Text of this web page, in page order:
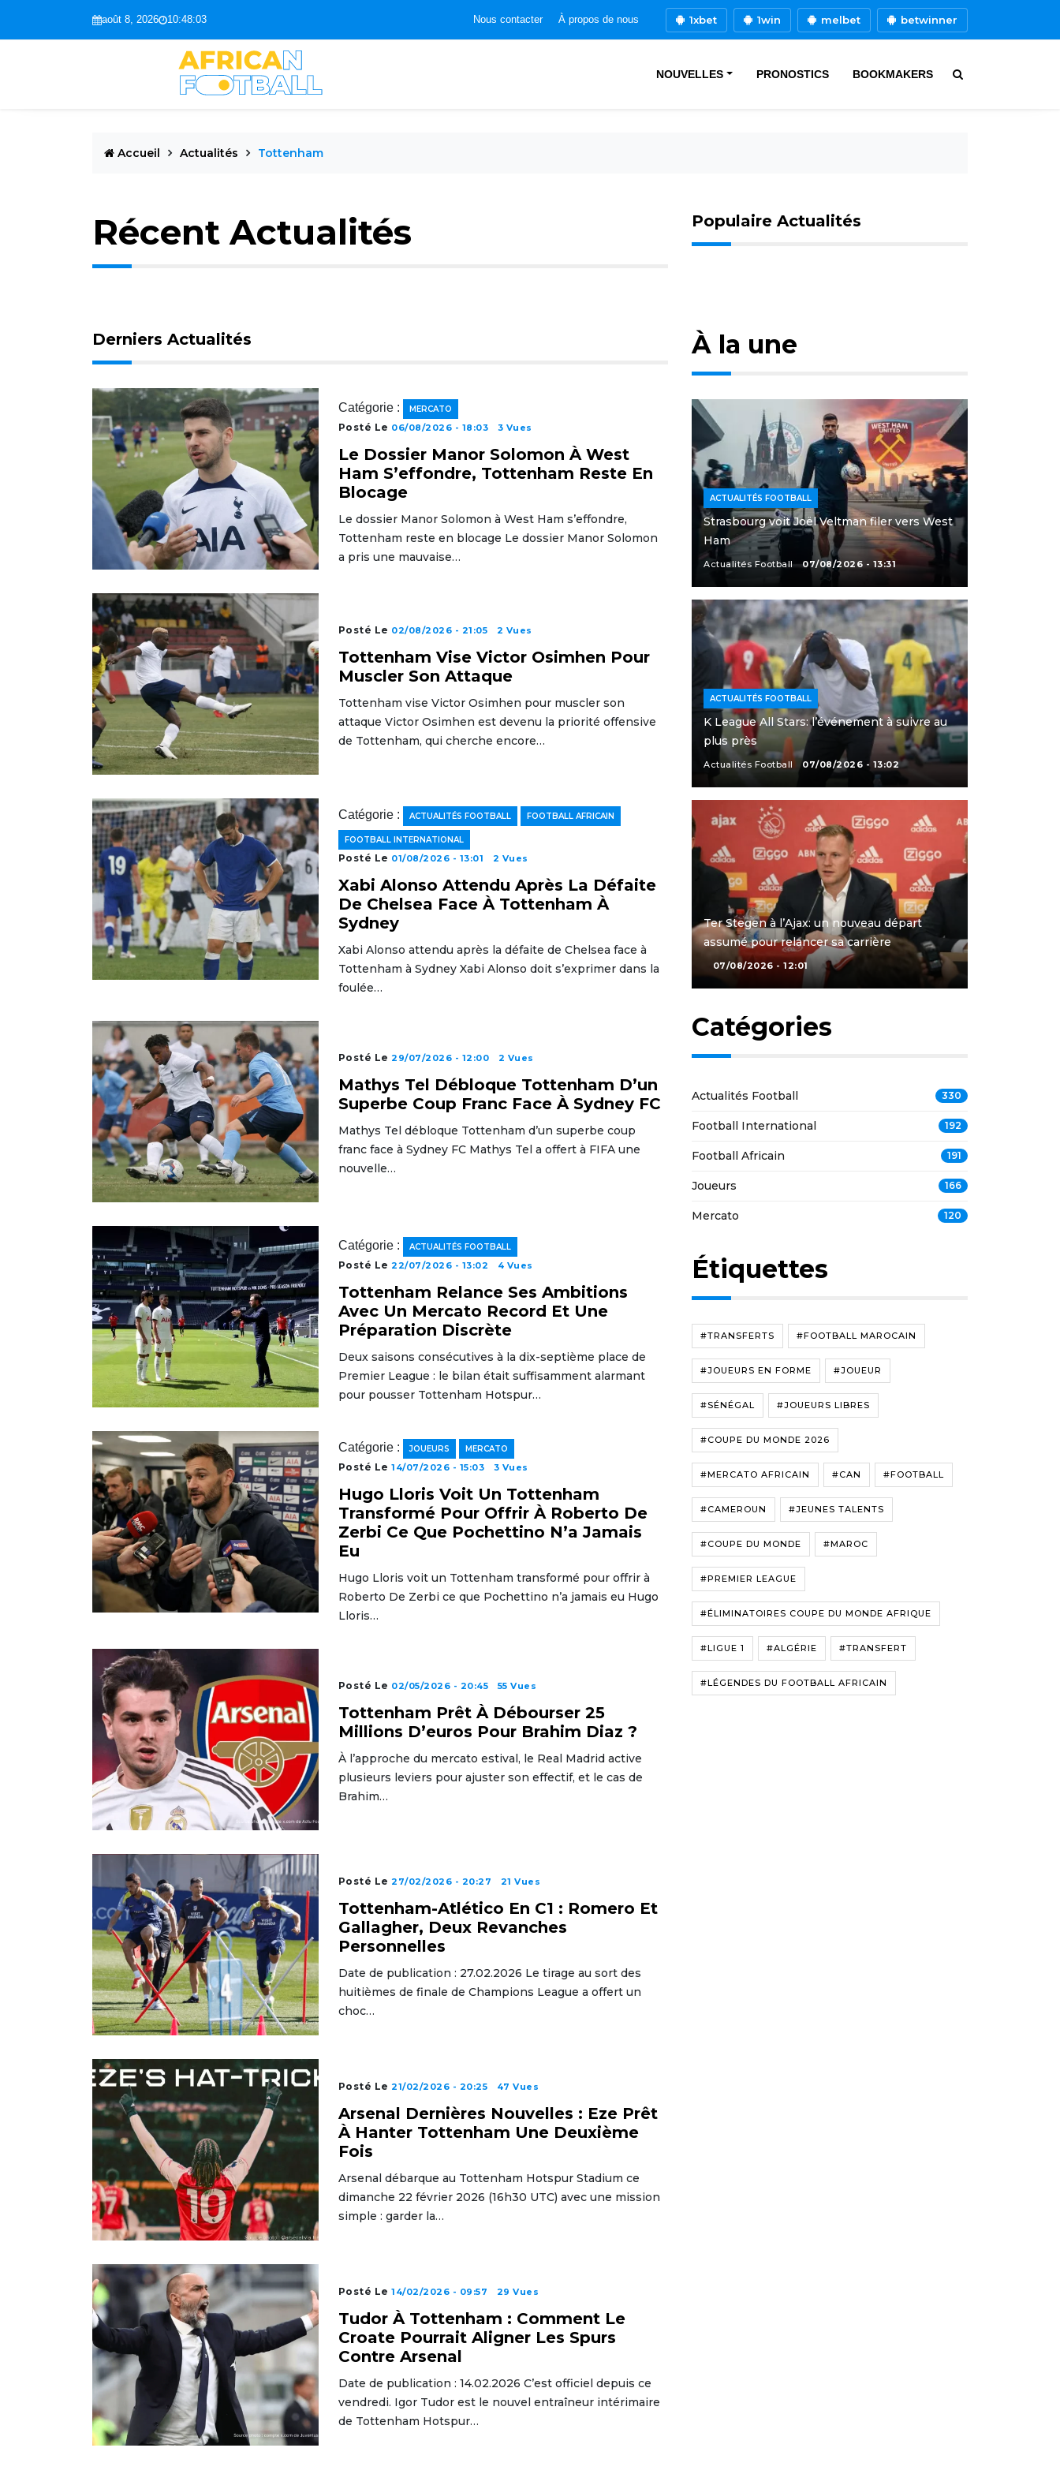
août 8, 2026 10:48:04 Nous contacter À propos de nous 1xbet 1win melbet betwinner
NOUVELLES PRONOSTICS BOOKMAKERS
Accueil Actualités Tottenham
Récent Actualités Populaire Actualités
Derniers Actualités
Catégorie : MERCATO
Posté Le 06/08/2026 - 18:03 3 Vues
Le Dossier Manor Solomon À West
Ham S’effondre, Tottenham Reste En
Blocage
Le dossier Manor Solomon à West Ham s’effondre,
Tottenham reste en blocage Le dossier Manor Solomon
a pris une mauvaise…
Posté Le 02/08/2026 - 21:05 2 Vues
Tottenham Vise Victor Osimhen Pour
Muscler Son Attaque
Tottenham vise Victor Osimhen pour muscler son
attaque Victor Osimhen est devenu la priorité offensive
de Tottenham, qui cherche encore…
Catégorie : ACTUALITÉS FOOTBALL FOOTBALL AFRICAIN
FOOTBALL INTERNATIONAL
Posté Le 01/08/2026 - 13:01 2 Vues
Xabi Alonso Attendu Après La Défaite
De Chelsea Face À Tottenham À
Sydney
Xabi Alonso attendu après la défaite de Chelsea face à
Tottenham à Sydney Xabi Alonso doit s’exprimer dans la
foulée…
Posté Le29/07/2026 - 12:00 2 Vues
Mathys Tel Débloque Tottenham D’un
Superbe Coup Franc Face À Sydney FC
Mathys Tel débloque Tottenham d’un superbe coup
franc face à Sydney FC Mathys Tel a offert à FIFA une
nouvelle…
Catégorie : ACTUALITÉS FOOTBALL
Posté Le22/07/2026 - 13:02 4 Vues
Tottenham Relance Ses Ambitions
Avec Un Mercato Record Et Une
Préparation Discrète
Deux saisons consécutives à la dix-septième place de
Premier League : le bilan était suffisamment alarmant
pour pousser Tottenham Hotspur…
Catégorie : JOUEURS MERCATO
Posté Le14/07/2026 - 15:03 3 Vues
Hugo Lloris Voit Un Tottenham
Transformé Pour Offrir À Roberto De
Zerbi Ce Que Pochettino N’a Jamais
Eu
Hugo Lloris voit un Tottenham transformé pour offrir à
Roberto De Zerbi ce que Pochettino n’a jamais eu Hugo
Lloris…
Posté Le 02/05/2026 - 20:45 55 Vues
Tottenham Prêt À Débourser 25
Millions D’euros Pour Brahim Diaz ?
À l’approche du mercato estival, le Real Madrid active
plusieurs leviers pour ajuster son effectif, et le cas de
Brahim…
Posté Le27/02/2026 - 20:27 21 Vues
Tottenham-Atlético En C1 : Romero Et
Gallagher, Deux Revanches
Personnelles
Date de publication : 27.02.2026 Le tirage au sort des
huitièmes de finale de Champions League a offert un
choc…
Posté Le21/02/2026 - 20:25 47 Vues
Arsenal Dernières Nouvelles : Eze Prêt
À Hanter Tottenham Une Deuxième
Fois
Arsenal débarque au Tottenham Hotspur Stadium ce
dimanche 22 février 2026 (16h30 UTC) avec une mission
simple : garder la…
Posté Le14/02/2026 - 09:57 29 Vues
Tudor À Tottenham : Comment Le
Croate Pourrait Aligner Les Spurs
Contre Arsenal
Date de publication : 14.02.2026 C’est officiel depuis ce
vendredi. Igor Tudor est le nouvel entraîneur intérimaire
de Tottenham Hotspur…
À la une
ACTUALITÉS FOOTBALL
Strasbourg voit Joël Veltman filer vers West
Ham
Actualités Football 07/08/2026 - 13:31
ACTUALITÉS FOOTBALL
K League All Stars: l’événement à suivre au
plus près
Actualités Football 07/08/2026 - 13:02
Ter Stegen à l’Ajax: un nouveau départ
assumé pour relancer sa carrière
07/08/2026 - 12:01
Catégories
Actualités Football 330
Football International 192
Football Africain 191
Joueurs 166
Mercato 120
Étiquettes
#TRANSFERTS #FOOTBALL MAROCAIN
#JOUEURS EN FORME #JOUEUR
#SÉNÉGAL #JOUEURS LIBRES
#COUPE DU MONDE 2026
#MERCATO AFRICAIN #CAN #FOOTBALL
#CAMEROUN #JEUNES TALENTS
#COUPE DU MONDE #MAROC
#PREMIER LEAGUE
#ÉLIMINATOIRES COUPE DU MONDE AFRIQUE
#LIGUE 1 #ALGÉRIE #TRANSFERT
#LÉGENDES DU FOOTBALL AFRICAIN